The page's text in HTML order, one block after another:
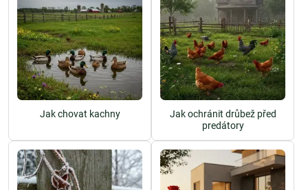
Jak chovat kachny
Jak ochránit drůbež před
predátory